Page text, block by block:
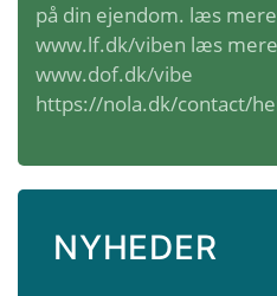
på din ejendom. læs
www.lf.dk/viben læs
www.dof.dk/vibe
https://nola.dk/contact/
NYHEDER